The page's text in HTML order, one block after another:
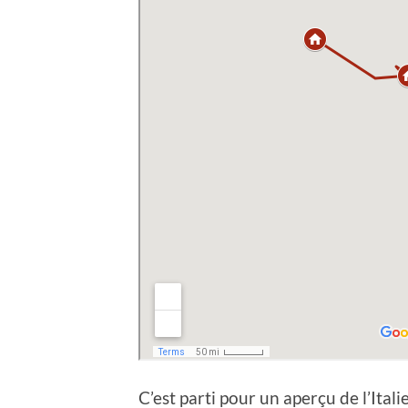
C’est parti pour un aperçu de